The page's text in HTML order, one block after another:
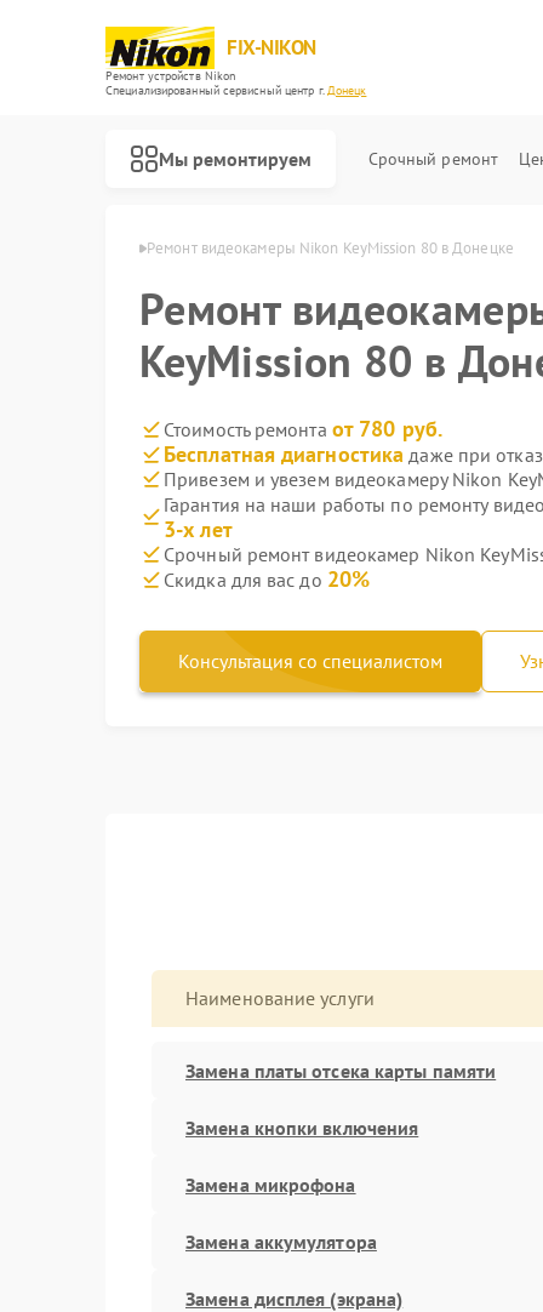
FIX-NIKON
Ремонт устройств Nikon
Специализированный cервисный центр г.Донецк
Мы ремонтируем Срочный ремонт
Nikon в Донецке Ремонт видеокамеры Nikon KeyMission 80 в Донецке
Ремонт
KeyMission 80 в
Стоимость ремонта от 780 руб.
Бесплатная диагностика даже при
Привезем и увезем видеокамеру Nikon
Гарантия на наши работы по ремонту
3-х лет
Срочный ремонт видеокамер Nikon
Скидка для вас до 20%
Консультация со специалистом
Наименование услуги
Замена платы отсека карты памяти
Замена кнопки включения
Замена микрофона
Замена аккумулятора
Замена дисплея (экрана)